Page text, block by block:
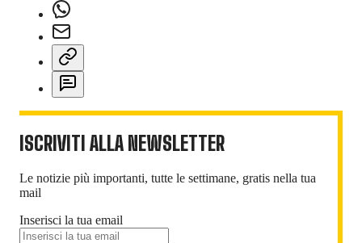
ISCRIVITI ALLA NEWSLETTER
Le notizie più importanti, tutte le settimane, gratis nella tua
mail
Inserisci la tua email